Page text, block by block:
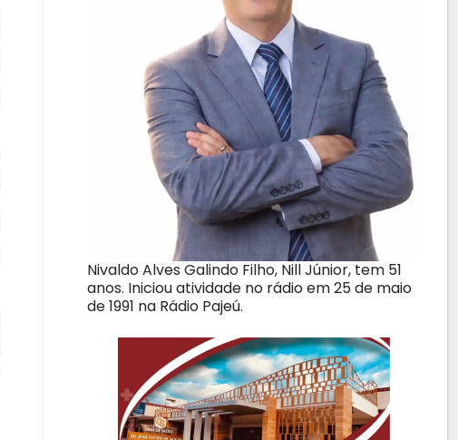
Nivaldo Alves Galindo Filho, Nill Júnior, tem 51
anos. Iniciou atividade no rádio em 25 de maio
de 1991 na Rádio Pajeú.